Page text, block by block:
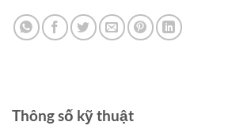
Thông số kỹ thuật